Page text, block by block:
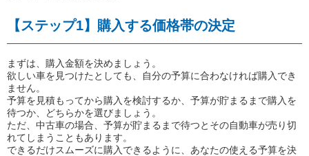
【ステップ1】購入する価格帯の決定
まずは、購入金額を決めましょう。
欲しい車を見つけたとしても、自分の予算に合わなければ購入でき
ません。
予算を見積もってから購入を検討するか、予算が貯まるまで購入を
待つか、どちらかを選びましょう。
ただ、中古車の場合、予算が貯まるまで待つとその自動車が売り切
れてしまうこともあります。
できるだけスムーズに購入できるように、あなたの使える予算を決